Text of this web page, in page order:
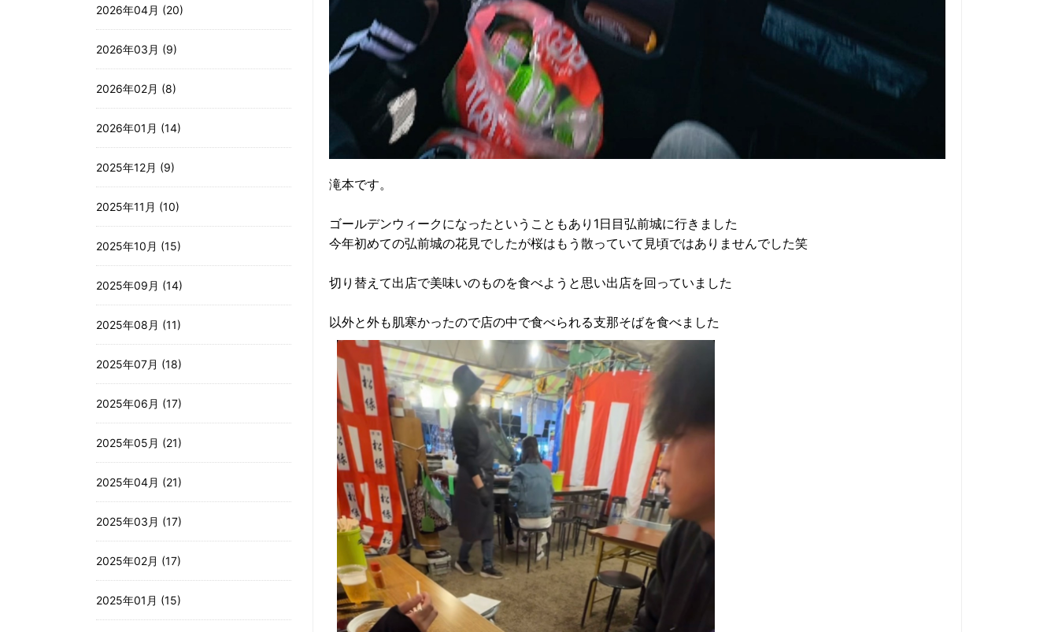
滝本です。
ゴールデンウィークになったということもあり1日目弘前城に行きました
今年初めての弘前城の花見でしたが桜はもう散っていて見頃ではありませんでした笑
切り替えて出店で美味いのものを食べようと思い出店を回っていました
以外と外も肌寒かったので店の中で食べられる支那そばを食べました
2026年04月 (20)
2026年03月 (9)
2026年02月 (8)
2026年01月 (14)
2025年12月 (9)
2025年11月 (10)
2025年10月 (15)
2025年09月 (14)
2025年08月 (11)
2025年07月 (18)
2025年06月 (17)
2025年05月 (21)
2025年04月 (21)
2025年03月 (17)
2025年02月 (17)
2025年01月 (15)